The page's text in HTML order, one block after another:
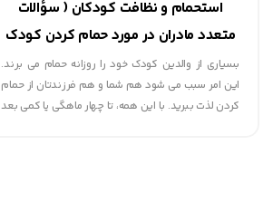
استحمام و نظافت کودکان ( سؤالات
متعدد مادران در مورد حمام کردن کودک
)
بسیاری از والدین کودک خود را روزانه حمام می برند.
این امر سبب می شود هم شما و هم فرزندتان از حمام
کردن لذت ببرید. با این همه، تا چهار ماهگی یا کمی بعد